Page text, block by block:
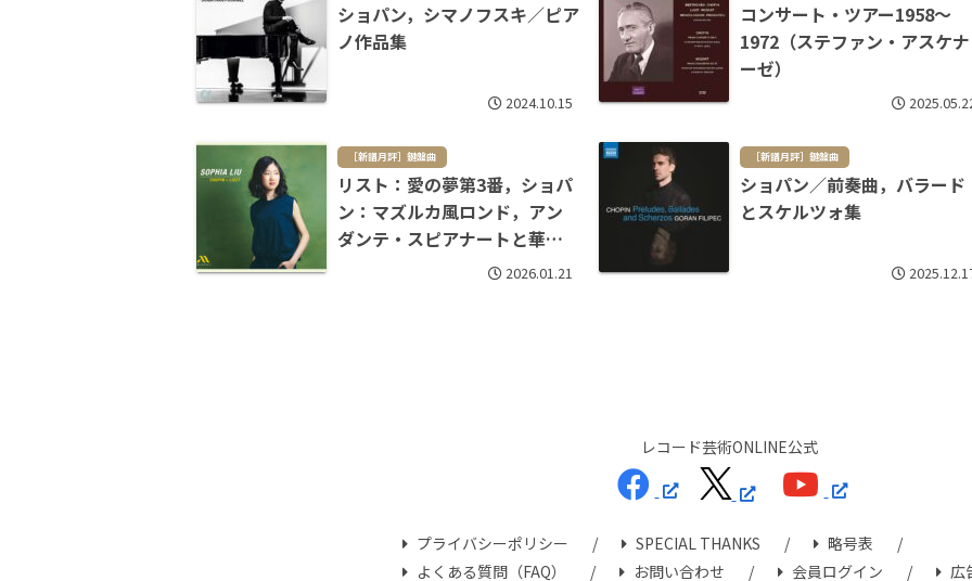
ショパン，シマノフスキ／ピア
ノ作品集
2024.10.15
コンサート・ツアー1958～
1972（ステファン・アスケナ
ーゼ）
［新譜月評］鍵盤曲
リスト：愛の夢第3番，ショパ
ン：マズルカ風ロンド，アン
ダンテ・スピアナートと華麗
なる大ポロネーズ他 2026.01.21
［新譜月評］鍵盤曲
ショパン／前奏曲，バラード
とスケルツォ集
レコード芸術ONLINE公式
プライバシーポリシー SPECIAL THANKS
略号表
よくある質問（FAQ）
お問い合わせ 会員ログイン 広